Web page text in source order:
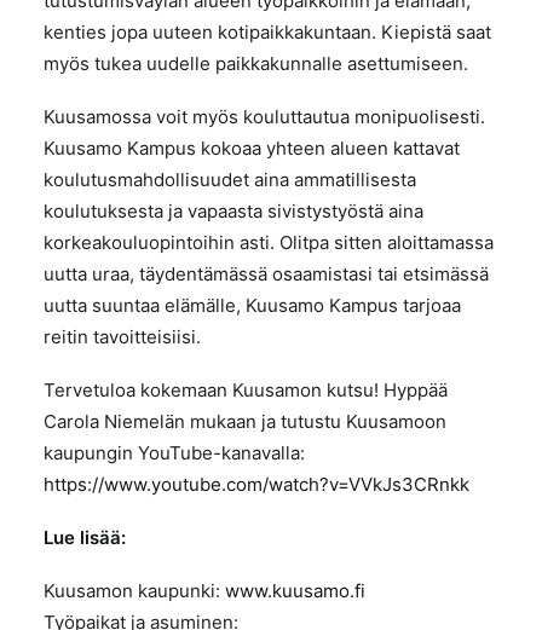
kenties jopa uuteen kotipaikkakuntaan. Kiepistä saat
myös tukea uudelle paikkakunnalle asettumiseen.
Kuusamossa voit myös kouluttautua monipuolisesti.
Kuusamo Kampus kokoaa yhteen alueen kattavat
koulutusmahdollisuudet aina ammatillisesta
koulutuksesta ja vapaasta sivistystyöstä aina
korkeakouluopintoihin asti. Olitpa sitten aloittamassa
uutta uraa, täydentämässä osaamistasi tai etsimässä
uutta suuntaa elämälle, Kuusamo Kampus tarjoaa
reitin tavoitteisiisi.
Tervetuloa kokemaan Kuusamon kutsu! Hyppää
Carola Niemelän mukaan ja tutustu Kuusamoon
kaupungin YouTube-kanavalla:
https://www.youtube.com/watch?v=VVkJs3CRnkk
Lue lisää:
Kuusamon kaupunki: www.kuusamo.fi
Työpaikat ja asuminen: